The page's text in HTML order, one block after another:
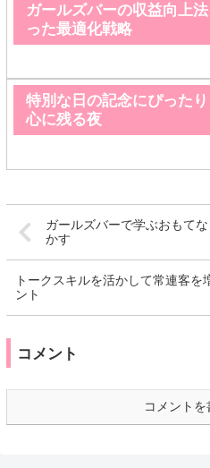
ガールズバーの収益向上
った最適化戦略
特別な日の記念にぴった
心に残る夜
ガールズバーで学ぶおもて
かす
トークスキルを活かして常連客を
ント
コメント
コメント